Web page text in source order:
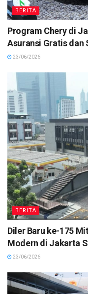
BERITA
Program Chery di
Asuransi Gratis dan
23/06/2026
BERITA
Diler Baru ke-175
Modern di Jakarta
23/06/2026